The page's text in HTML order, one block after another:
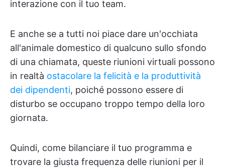
interazione con il tuo team.
E anche se a tutti noi piace dare un'occhiata
all'animale domestico di qualcuno sullo sfondo
di una chiamata, queste riunioni virtuali possono
in realtà ostacolare la felicità e la produttività
dei dipendenti, poiché possono essere di
disturbo se occupano troppo tempo della loro
giornata.
Quindi, come bilanciare il tuo programma e
trovare la giusta frequenza delle riunioni per il